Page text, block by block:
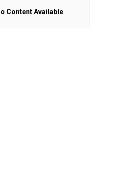
Content Available